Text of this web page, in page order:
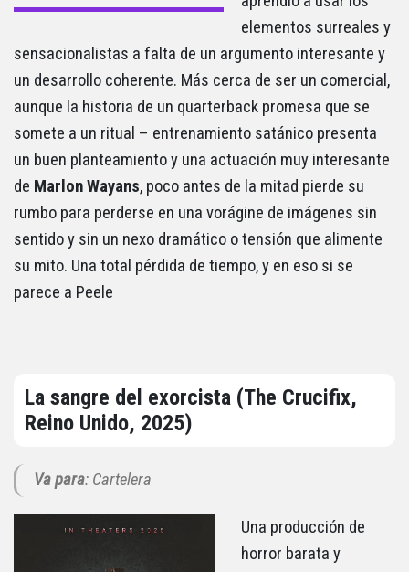
elementos surreales y
sensacionalistas a falta de un argumento interesante y
un desarrollo coherente. Más cerca de ser un comercial,
aunque la historia de un quarterback promesa que se
somete a un ritual – entrenamiento satánico presenta
un buen planteamiento y una actuación muy interesante
de Marlon Wayans, poco antes de la mitad pierde su
rumbo para perderse en una vorágine de imágenes sin
sentido y sin un nexo dramático o tensión que alimente
su mito. Una total pérdida de tiempo, y en eso si se
parece a Peele
La sangre del exorcista (The Crucifix,
Reino Unido, 2025)
Va para: Cartelera
Una producción de
horror barata y